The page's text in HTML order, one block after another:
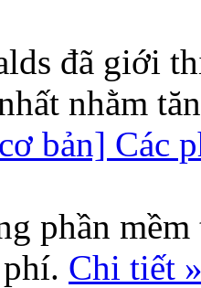
đã giới
nhằm
bản] Các
phần
Chi tiết